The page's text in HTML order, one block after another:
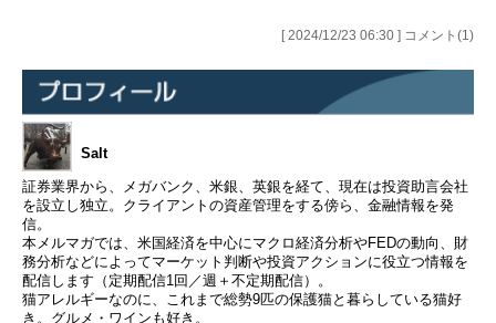
[ 2024/12/23 06:30 ] コメント(1)
Salt
証券業界から、メガバンク、米銀、英銀を経て、現在は投資助言会社
を設立し独立。クライアントの資産管理をする傍ら、金融情報を発
信。
本メルマガでは、米国経済を中心にマクロ経済分析やFEDの動向、財
務分析などによってマーケット判断や投資アクションに役立つ情報を
配信します（定期配信1回／週＋不定期配信）。
猫アレルギーなのに、これまで総勢9匹の保護猫と暮らしている猫好
き。グルメ・ワインも好き。